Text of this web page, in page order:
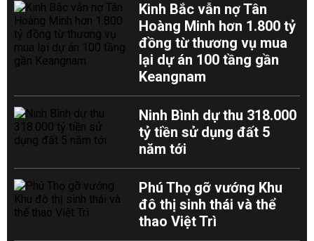
Kinh Bắc vẫn nợ Tân
Hoàng Minh hơn 1.800 tỷ
đồng từ thương vụ mua
lại dự án 100 tầng gần
Keangnam
Ninh Bình dự thu 318.000
tỷ tiền sử dụng đất 5
năm tới
Phú Thọ gỡ vướng Khu
đô thị sinh thái và thể
thao Việt Trì